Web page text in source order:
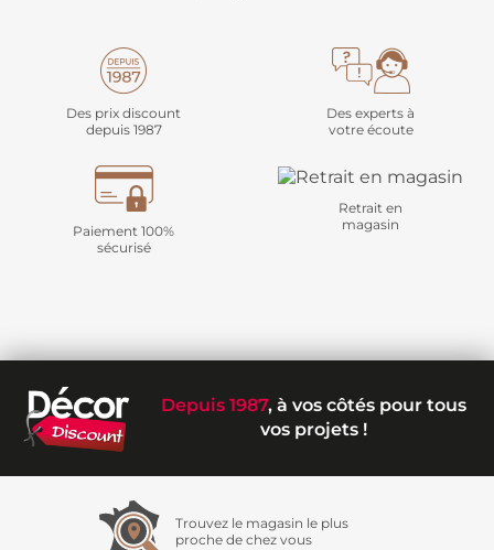
Des prix discount
depuis 1987
Des experts à
votre écoute
Paiement 100%
sécurisé
Retrait en
magasin
Depuis 1987, à vos côtés pour tous
vos projets !
Trouvez le magasin le plus
proche de chez vous